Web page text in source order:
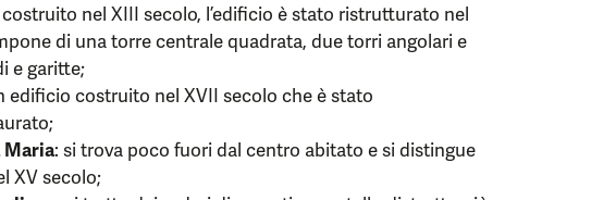
nel XIII secolo, l’edificio è stato ristrutturato nel
di una torre centrale quadrata, due torri angolari e
e garitte;
edificio costruito nel XVII secolo che è stato
Maria: si trova poco fuori dal centro abitato e si distingue
XV secolo;